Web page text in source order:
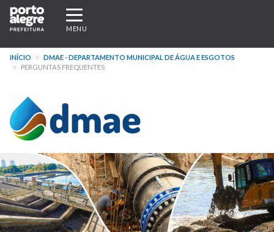
Pular
para
conteúdo
principal
Expandir/recolher
navegação
MENU
INÍCIO
DMAE - DEPARTAMENTO MUNICIPAL DE ÁGUA E ESGOTOS
PERGUNTAS FREQUENTES